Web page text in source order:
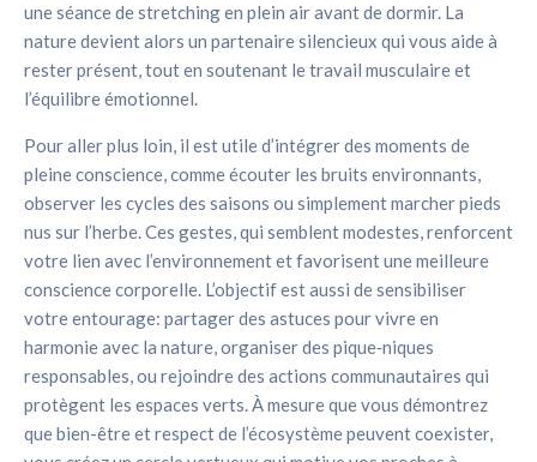
une séance de stretching en plein air avant de dormir. La
nature devient alors un partenaire silencieux qui vous aide à
rester présent, tout en soutenant le travail musculaire et
l’équilibre émotionnel.
Pour aller plus loin, il est utile d’intégrer des moments de
pleine conscience, comme écouter les bruits environnants,
observer les cycles des saisons ou simplement marcher pieds
nus sur l’herbe. Ces gestes, qui semblent modestes, renforcent
votre lien avec l’environnement et favorisent une meilleure
conscience corporelle. L’objectif est aussi de sensibiliser
votre entourage: partager des astuces pour vivre en
harmonie avec la nature, organiser des pique‑niques
responsables, ou rejoindre des actions communautaires qui
protègent les espaces verts. À mesure que vous démontrez
que bien-être et respect de l’écosystème peuvent coexister,